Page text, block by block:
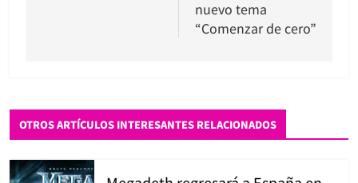
nuevo tema
“Comenzar de cero”
OTROS ARTÍCULOS INTERESANTES RELACIONADOS